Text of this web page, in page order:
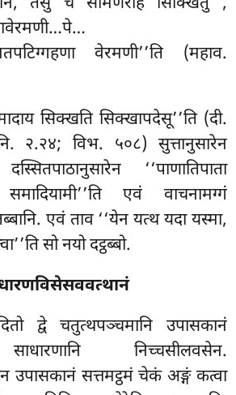
वेरमणी’’ति (महाव.
सिक्खति सिक्खापदेसू’’ति (दी.
२.२४; विभ. ५०८) सुत्तानुसारेन
‘‘पाणातिपाता
एवं वाचनामग्गं
एवं ताव ‘‘येन यत्थ यदा यस्मा,
सो नयो दट्ठब्बो.
द्वे चतुत्थपञ्चमानि उपासकानं
निच्चसीलवसेन.
सत्तमट्ठमं चेकं अङ्गं कत्वा